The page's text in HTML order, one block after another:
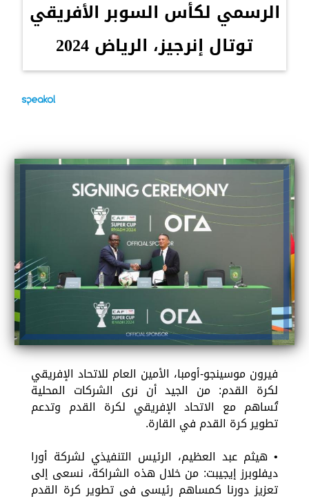
الرسمي لكأس السوبر الأفريقي
توتال إنرجيز، الرياض 2024
فيرون موسينجو-أومبا، الأمين العام للاتحاد الإفريقي
لكرة القدم: من الجيد أن نرى الشركات المحلية
تُساهم مع الاتحاد الإفريقي لكرة القدم وتدعم
تطوير كرة القدم في القارة.
• هيثم عبد العظيم، الرئيس التنفيذي لشركة أورا
ديفلوبرز إيجيبت: من خلال هذه الشراكة، نسعى إلى
تعزيز دورنا كمساهم رئيسي في تطوير كرة القدم